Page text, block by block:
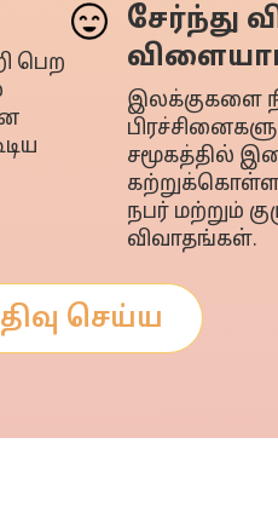
பெற
சேர்ந்து
இலக்குகளை
சமூகத்தில்
கற்றுக்கொள்ள
நபர் மற்றும்
விவாதங்கள்.
செய்ய